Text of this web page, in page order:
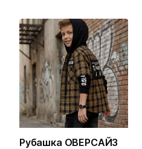
Рубашка ОВЕРСАЙЗ